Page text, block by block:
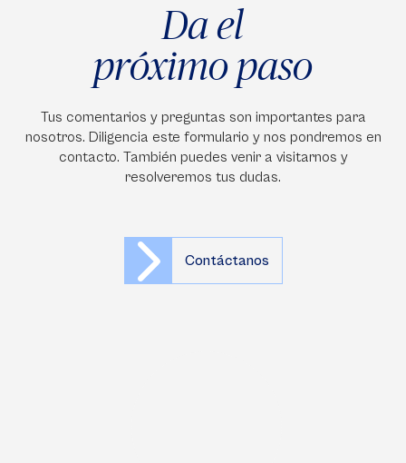
Da el
próximo paso
Tus comentarios y preguntas son importantes para
nosotros. Diligencia este formulario y nos pondremos en
contacto. También puedes venir a visitarnos y
resolveremos tus dudas.
Contáctanos